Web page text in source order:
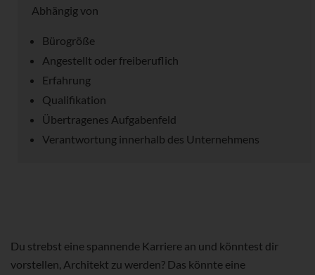
Abhängig von
Bürogröße
Angestellt oder freiberuflich
Erfahrung
Qualifikation
Übertragenes Aufgabenfeld
Verantwortung innerhalb des Unternehmens
Du strebst eine spannende Karriere an und könntest dir
vorstellen, Architekt zu werden? Das könnte eine